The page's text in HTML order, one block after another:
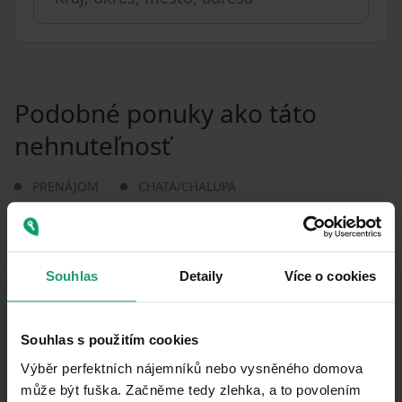
Souhlas Detaily Více o cookies
Souhlas s použitím cookies
Výběr perfektních nájemníků nebo vysněného domova
může být fuška. Začněme tedy zlehka, a to povolením
Podobné ponuky ako táto
nehnuteľnosť
PRENÁJOM CHATA/CHALUPA
Čáslavice - Čáslavice, Kraj Vysočina
0